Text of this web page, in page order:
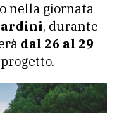
nella giornata
, durante
dal 26 al 29